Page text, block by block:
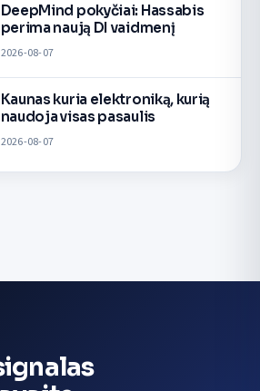
DeepMind pokyčiai: Hassabis
perima naują DI vaidmenį
2026-08-07
Kaunas kuria elektroniką, kurią
naudoja visas pasaulis
2026-08-07